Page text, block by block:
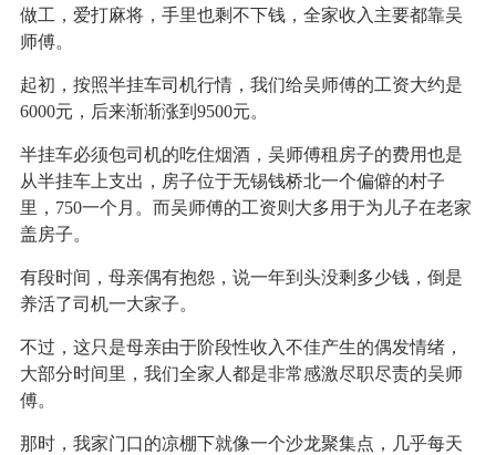
做工，爱打麻将，手里也剩不下钱，全家收入主要都靠吴
师傅。
起初，按照半挂车司机行情，我们给吴师傅的工资大约是
6000元，后来渐渐涨到9500元。
半挂车必须包司机的吃住烟酒，吴师傅租房子的费用也是
从半挂车上支出，房子位于无锡钱桥北一个偏僻的村子
里，750一个月。而吴师傅的工资则大多用于为儿子在老家
盖房子。
有段时间，母亲偶有抱怨，说一年到头没剩多少钱，倒是
养活了司机一大家子。
不过，这只是母亲由于阶段性收入不佳产生的偶发情绪，
大部分时间里，我们全家人都是非常感激尽职尽责的吴师
傅。
那时，我家门口的凉棚下就像一个沙龙聚集点，几乎每天